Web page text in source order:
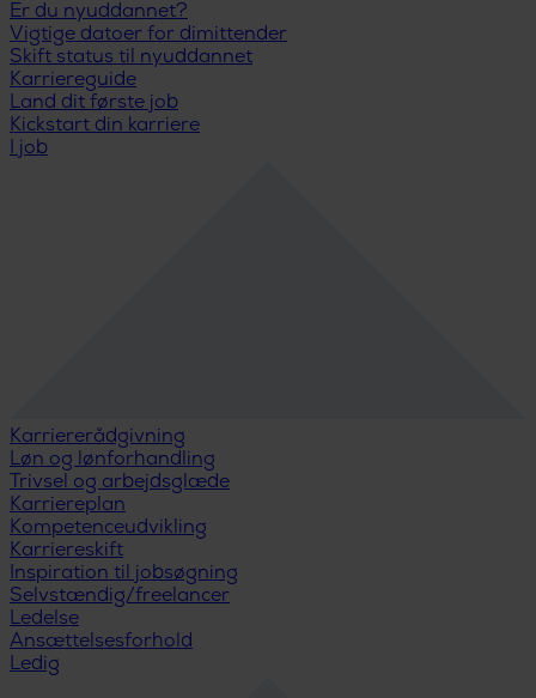
Er du nyuddannet?
Vigtige datoer for dimittender
Skift status til nyuddannet
Karriereguide
Land dit første job
Kickstart din karriere
I job
Karriererådgivning
Løn og lønforhandling
Trivsel og arbejdsglæde
Karriereplan
Kompetenceudvikling
Karriereskift
Inspiration til jobsøgning
Selvstændig/freelancer
Ledelse
Ansættelsesforhold
Ledig